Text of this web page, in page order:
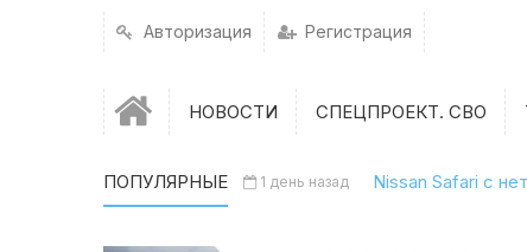
Авторизация Регистрация
НОВОСТИ СПЕЦПРОЕКТ. СВО
ПОПУЛЯРНЫЕ 1 день назад Nissan Safari с